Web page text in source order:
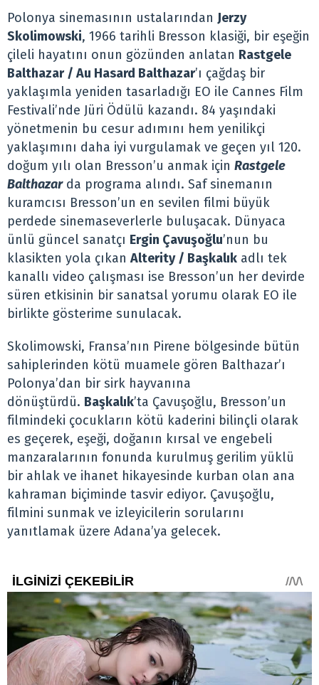
Polonya sinemasının ustalarından Jerzy
Skolimowski, 1966 tarihli Bresson klasiği, bir eşeğin
çileli hayatını onun gözünden anlatan Rastgele
Balthazar / Au Hasard Balthazar’ı çağdaş bir
yaklaşımla yeniden tasarladığı EO ile Cannes Film
Festivali’nde Jüri Ödülü kazandı. 84 yaşındaki
yönetmenin bu cesur adımını hem yenilikçi
yaklaşımını daha iyi vurgulamak ve geçen yıl 120.
doğum yılı olan Bresson’u anmak için Rastgele
Balthazarda programa alındı. Saf sinemanın
kuramcısı Bresson’un en sevilen filmi büyük
perdede sinemaseverlerle buluşacak. Dünyaca
ünlü güncel sanatçı Ergin Çavuşoğlu’nun bu
klasikten yola çıkan Alterity / Başkalık adlı tek
kanallı video çalışması ise Bresson’un her devirde
süren etkisinin bir sanatsal yorumu olarak EO ile
birlikte gösterime sunulacak.
Skolimowski, Fransa’nın Pirene bölgesinde bütün
sahiplerinden kötü muamele gören Balthazar’ı
Polonya’dan bir sirk hayvanına
dönüştürdü. Başkalık’ta Çavuşoğlu, Bresson’un
filmindeki çocukların kötü kaderini bilinçli olarak
es geçerek, eşeği, doğanın kırsal ve engebeli
manzaralarının fonunda kurulmuş gerilim yüklü
bir ahlak ve ihanet hikayesinde kurban olan ana
kahraman biçiminde tasvir ediyor. Çavuşoğlu,
filmini sunmak ve izleyicilerin sorularını
yanıtlamak üzere Adana’ya gelecek.